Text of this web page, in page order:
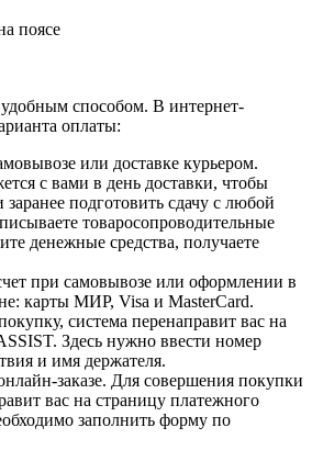
поясе
способом. В интернет-
оплаты:
или доставке курьером.
с вами в день доставки, чтобы
заранее подготовить сдачу с любой
товаросопроводительные
денежные средства, получаете
при самовывозе или оформлении в
карты МИР, Visa и MasterCard.
система перенаправит вас на
Здесь нужно ввести номер
и имя держателя.
заказе. Для совершения покупки
вас на страницу платежного
заполнить форму по